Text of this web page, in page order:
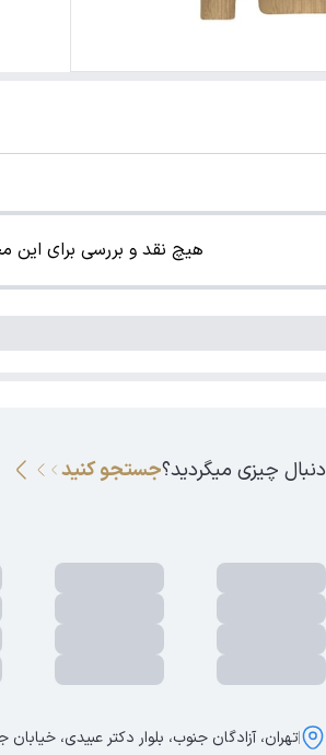
هیچ نقد و بررسی برای
دنبال چیزی میگردید؟جستجو کنید
تهران، آزادگان جنوب، بلوار دکتر عبیدی، خیابان